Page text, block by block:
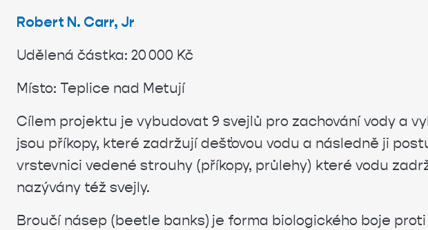
Robert N. Carr, Jr
Udělená částka: 20 000 Kč
Místo: Teplice nad Metují
Cílem projektu je vybudovat 9 svejlů pro zachování vody a
jsou příkopy, které zadržují dešťovou vodu a následně ji
vrstevnici vedené strouhy (příkopy, průlehy) které vodu
nazývány též svejly.
Broučí násep (beetle banks) je forma biologického boje